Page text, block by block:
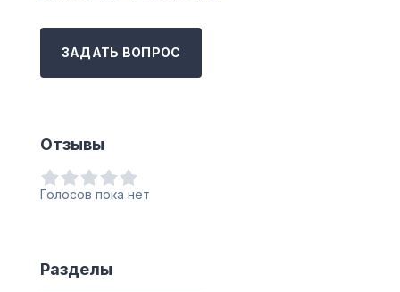
ЗАДАТЬ ВОПРОС
Отзывы
Голосов пока нет
Разделы